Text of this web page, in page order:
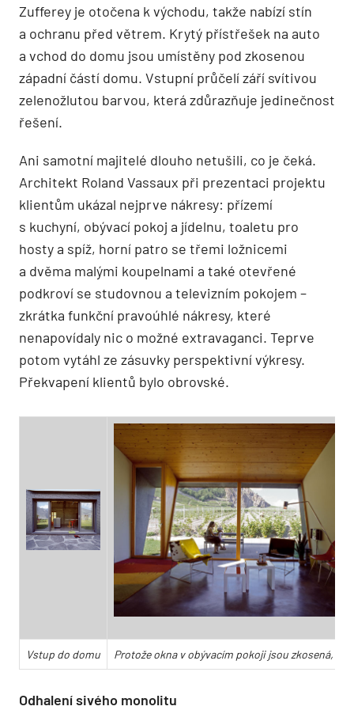
Zufferey je otočena k východu, takže nabízí stín
a ochranu před větrem. Krytý přístřešek na auto
a vchod do domu jsou umístěny pod zkosenou
západní částí domu. Vstupní průčelí září svítivou
zelenožlutou barvou, která zdůrazňuje jedinečnost
řešení.
Ani samotní majitelé dlouho netušili, co je čeká.
Architekt Roland Vassaux při prezentaci projektu
klientům ukázal nejprve nákresy: přízemí
s kuchyní, obývací pokoj a jídelnu, toaletu pro
hosty a spíž, horní patro se třemi ložnicemi
a dvěma malými koupelnami a také otevřené
podkroví se studovnou a televizním pokojem –
zkrátka funkční pravoúhlé nákresy, které
nenapovídaly nic o možné extravaganci. Teprve
potom vytáhl ze zásuvky perspektivní výkresy.
Překvapení klientů bylo obrovské.
Vstup do domu Protože okna v obývacím pokoji jsou zkosená,
Odhalení sivého monolitu